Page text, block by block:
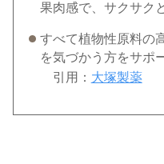
果肉感で、サクサク
すべて植物性原料の
を気づかう方をサポ
引用： 大塚製薬